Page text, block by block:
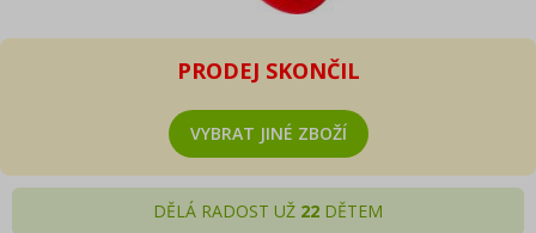
PRODEJ SKONČIL
VYBRAT JINÉ ZBOŽÍ
DĚLÁ RADOST UŽ 22 DĚTEM